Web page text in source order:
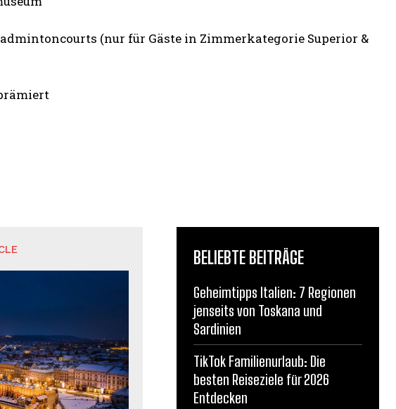
(nur für Gäste in Zimmerkategorie Superior &
BELIEBTE BEITRÄGE
Geheimtipps Italien: 7 Regionen
jenseits von Toskana und
Sardinien
TikTok Familienurlaub: Die
besten Reiseziele für 2026
Entdecken